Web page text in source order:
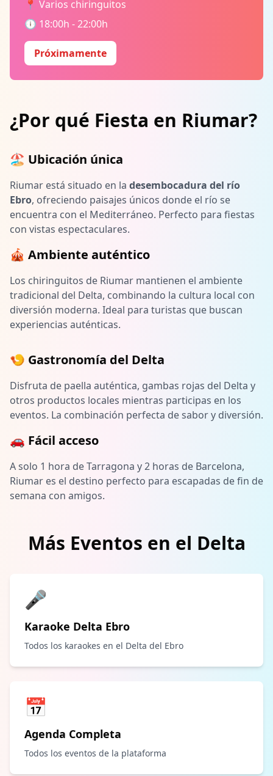
📍 Varios chiringuitos
🕕 18:00h - 22:00h
Próximamente
¿Por qué Fiesta en Riumar?
🏖️ Ubicación única
Riumar está situado en la desembocadura del río
Ebro, ofreciendo paisajes únicos donde el río se
encuentra con el Mediterráneo. Perfecto para fiestas
con vistas espectaculares.
🎪 Ambiente auténtico
Los chiringuitos de Riumar mantienen el ambiente
tradicional del Delta, combinando la cultura local con
diversión moderna. Ideal para turistas que buscan
experiencias auténticas.
🍤 Gastronomía del Delta
Disfruta de paella auténtica, gambas rojas del Delta y
otros productos locales mientras participas en los
eventos. La combinación perfecta de sabor y diversión.
🚗 Fácil acceso
A solo 1 hora de Tarragona y 2 horas de Barcelona,
Riumar es el destino perfecto para escapadas de fin de
semana con amigos.
Más Eventos en el Delta
🎤
Karaoke Delta Ebro
Todos los karaokes en el Delta del Ebro
📅
Agenda Completa
Todos los eventos de la plataforma